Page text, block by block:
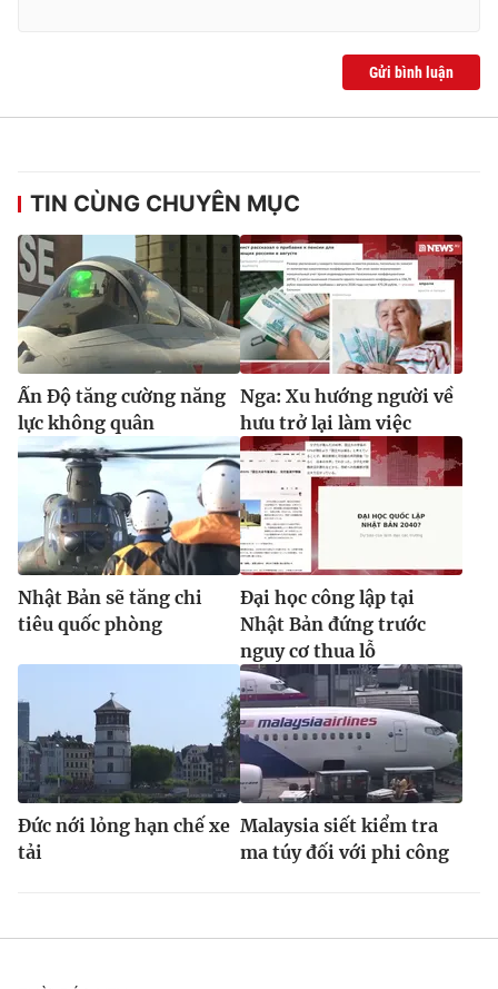
Gửi bình luận
TIN CÙNG CHUYÊN MỤC
Ấn Độ tăng cường năng
lực không quân
Nga: Xu hướng người về
hưu trở lại làm việc
Nhật Bản sẽ tăng chi
tiêu quốc phòng
Đại học công lập tại
Nhật Bản đứng trước
nguy cơ thua lỗ
Đức nới lỏng hạn chế xe
tải
Malaysia siết kiểm tra
ma túy đối với phi công